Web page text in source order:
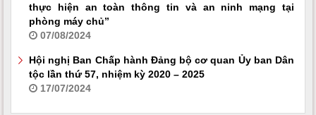
thực hiện an toàn thông tin và an ninh mạng tại
phòng máy chủ”
07/08/2024
Hội nghị Ban Chấp hành Đảng bộ cơ quan Ủy ban Dân
tộc lần thứ 57, nhiệm kỳ 2020 – 2025
17/07/2024